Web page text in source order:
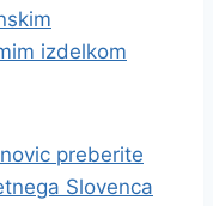
izdelkom
preberite
Slovenca